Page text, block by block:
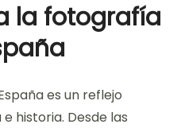
la fotografía
es un reflejo
historia. Desde las